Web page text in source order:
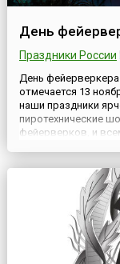
День
Праздники России
День фейерверкера
отмечается 13
наши праздники
пиротехнические
фейерверков, и
пиротехники